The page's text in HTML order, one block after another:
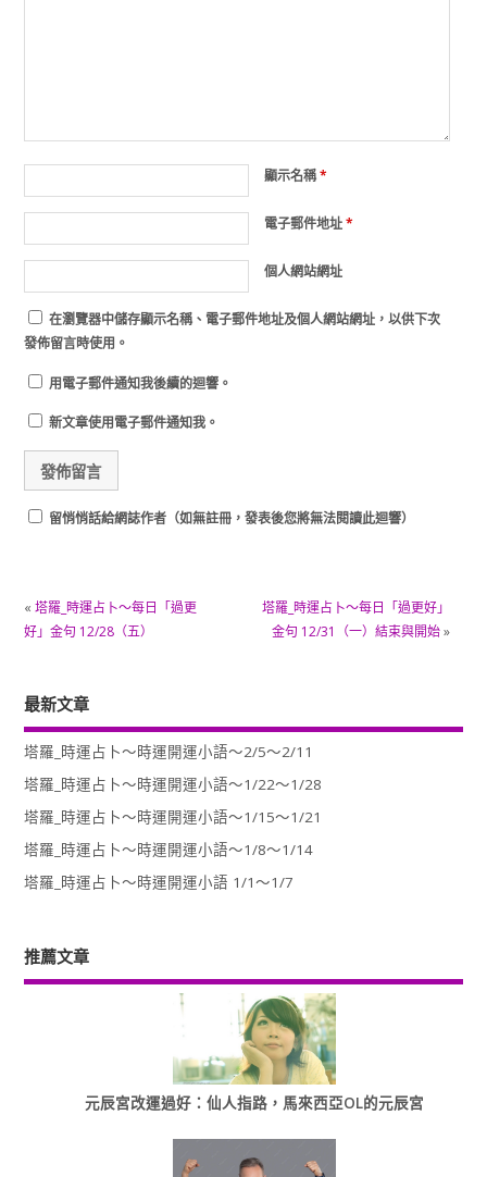
顯示名稱*
電子郵件地址*
個人網站網址
在瀏覽器中儲存顯示名稱、電子郵件地址及個人網站網址，以供下次
發佈留言時使用。
用電子郵件通知我後續的迴響。
新文章使用電子郵件通知我。
留悄悄話給網誌作者（如無註冊，發表後您將無法閱讀此迴響）
« 塔羅_時運占卜～每日「過更
好」金句 12/28（五）
塔羅_時運占卜～每日「過更好」
金句 12/31（一）結束與開始»
最新文章
塔羅_時運占卜～時運開運小語～2/5～2/11
塔羅_時運占卜～時運開運小語～1/22～1/28
塔羅_時運占卜～時運開運小語～1/15～1/21
塔羅_時運占卜～時運開運小語～1/8～1/14
塔羅_時運占卜～時運開運小語 1/1～1/7
推薦文章
元辰宮改運過好：仙人指路，馬來西亞OL的元辰宮